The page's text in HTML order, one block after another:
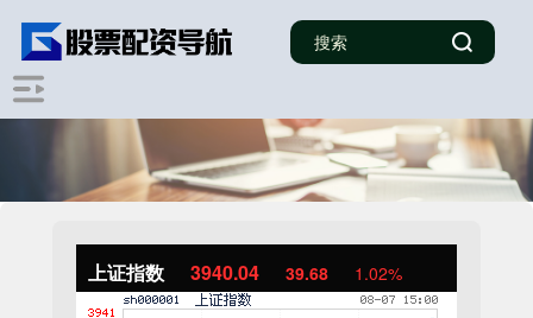
上证指数 3940.04 39.68 1.02%